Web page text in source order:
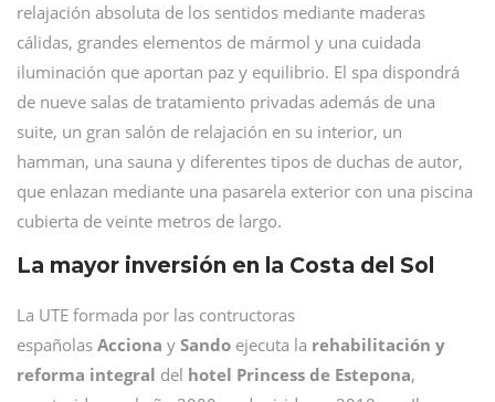
relajación absoluta de los sentidos mediante maderas
cálidas, grandes elementos de mármol y una cuidada
iluminación que aportan paz y equilibrio. El spa dispondrá
de nueve salas de tratamiento privadas además de una
suite, un gran salón de relajación en su interior, un
hamman, una sauna y diferentes tipos de duchas de autor,
que enlazan mediante una pasarela exterior con una piscina
cubierta de veinte metros de largo.
La mayor inversión en la Costa del Sol
La UTE formada por las contructoras
españolas Acciona y Sando ejecuta la rehabilitación y
reforma integral del hotel Princess de Estepona,